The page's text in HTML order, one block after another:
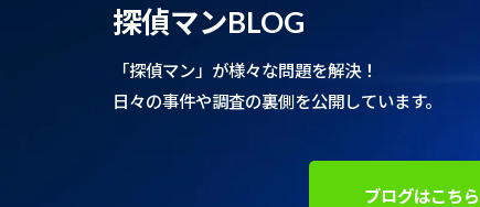
探偵マンBLOG
「探偵マン」が様々な問題を解決！
日々の事件や調査の裏側を公開しています。
ブログはこちら